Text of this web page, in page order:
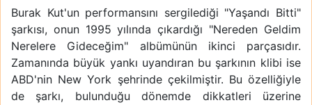
Burak Kut'un performansını sergilediği "Yaşandı Bitti"
şarkısı, onun 1995 yılında çıkardığı "Nereden Geldim
Nerelere Gideceğim" albümünün ikinci parçasıdır.
Zamanında büyük yankı uyandıran bu şarkının klibi ise
ABD'nin New York şehrinde çekilmiştir. Bu özelliğiyle
de şarkı, bulunduğu dönemde dikkatleri üzerine